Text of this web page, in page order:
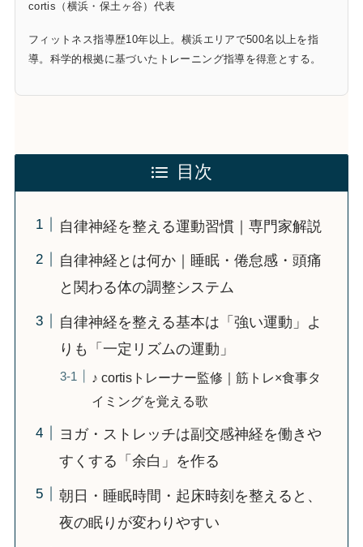
cortis（横浜・保土ヶ谷）代表
フィットネス指導歴10年以上。横浜エリアで500名以上を指
導。科学的根拠に基づいたトレーニング指導を得意とする。
目次
自律神経を整える運動習慣｜専門家解説
自律神経とは何か｜睡眠・倦怠感・頭痛
と関わる体の調整システム
自律神経を整える基本は「強い運動」よ
りも「一定リズムの運動」
♪ cortisトレーナー監修｜筋トレ×食事タ
イミングを覚える歌
ヨガ・ストレッチは副交感神経を働きや
すくする「余白」を作る
朝日・睡眠時間・起床時刻を整えると、
夜の眠りが変わりやすい